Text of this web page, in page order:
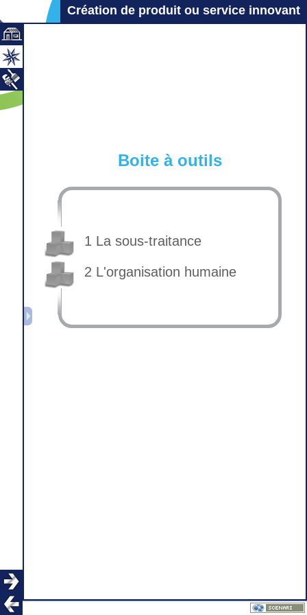
Création de produit ou service innovant
Boite à outils
1 La sous-traitance
2 L'organisation humaine